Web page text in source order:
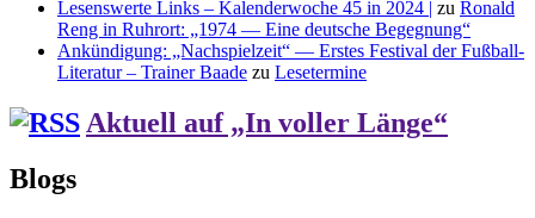
Lesenswerte Links – Kalenderwoche 45 in 2024 | zu Ronald
Reng in Ruhrort: „1974 — Eine deutsche Begegnung“
Ankündigung: „Nachspielzeit“ — Erstes Festival der Fußball-
Literatur – Trainer Baade zu Lesetermine
Aktuell auf „In voller Länge“
Blogs